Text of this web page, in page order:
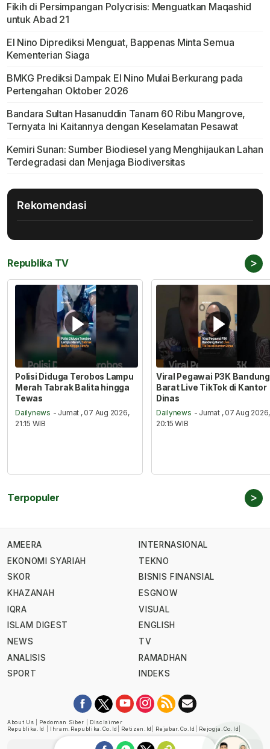
Fikih di Persimpangan Polycrisis: Menguatkan Maqashid
untuk Abad 21
El Nino Diprediksi Menguat, Bappenas Minta Semua
Kementerian Siaga
BMKG Prediksi Dampak El Nino Mulai Berkurang pada
Pertengahan Oktober 2026
Bandara Sultan Hasanuddin Tanam 60 Ribu Mangrove,
Ternyata Ini Kaitannya dengan Keselamatan Pesawat
Kemiri Sunan: Sumber Biodiesel yang Menghijaukan Lahan
Terdegradasi dan Menjaga Biodiversitas
Rekomendasi
Republika TV >
Polisi Diduga Terobos Lampu
Merah Tabrak Balita hingga
Tewas
Dailynews - Jumat , 07 Aug 2026,
21:15 WIB
Viral Pegawai P3K Bandung
Barat Live TikTok di Kantor
Dinas
Dailynews - Jumat , 07 Aug 2026,
20:15 WIB
Terpopuler >
AMEERA
EKONOMI SYARIAH
SKOR
KHAZANAH
IQRA
ISLAM DIGEST
NEWS
ANALISIS
SPORT
INTERNASIONAL
TEKNO
BISNIS FINANSIAL
ESGNOW
VISUAL
ENGLISH
TV
RAMADHAN
INDEKS
About Us Pedoman Siber
Disclaimer
Republika.id
Ihram.republika.co.id Retizen.id Rejabar.co.id Rejogja.co.id